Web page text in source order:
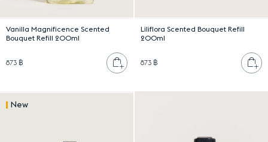
Vanilla Magnificence Scented
Bouquet Refill 200ml
873 ฿ เพิ่มลงตะกร้า
Liliflora Scented Bouquet Refill
200ml
873 ฿ เ
New